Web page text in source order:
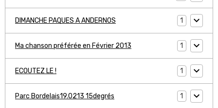
DIMANCHE PAQUES A ANDERNOS 1
Ma chanson préférée en Février 2013 1
ECOUTEZ LE ! 1
Parc Bordelais19.0213 15degrés 1